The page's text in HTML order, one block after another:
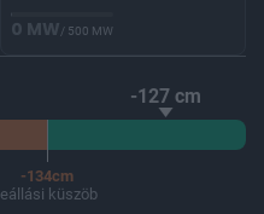
0 MW/ 500 MW
-127 cm
-134cm
leállási küszöb